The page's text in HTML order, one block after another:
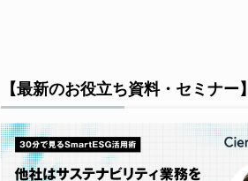
【最新のお役立ち資料・セミナー】